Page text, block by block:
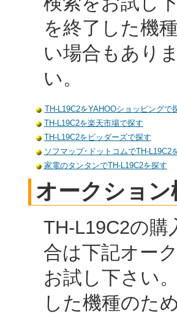
を終了した機
い場合もあり
い。
TH-L19C2をYAHOOショッピングで
TH-L19C2を楽天市場で探す
TH-L19C2をビッダーズで探す
ソフマップ･ドットコムでTH-L19C2
家電のタンタンでTH-L19C2を探す
オークション
TH-L19C2の購
合は下記オー
お試し下さい
した機種のた